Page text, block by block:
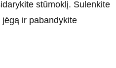
stūmoklį. Sulenkite
ir pabandykite